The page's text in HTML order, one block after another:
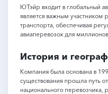
ЮТэйр входит в глобальный
является важным участником
транспорта, обеспечивая
авиаперевозок для
История и
Компания была основана в
существования прошла путь
национального